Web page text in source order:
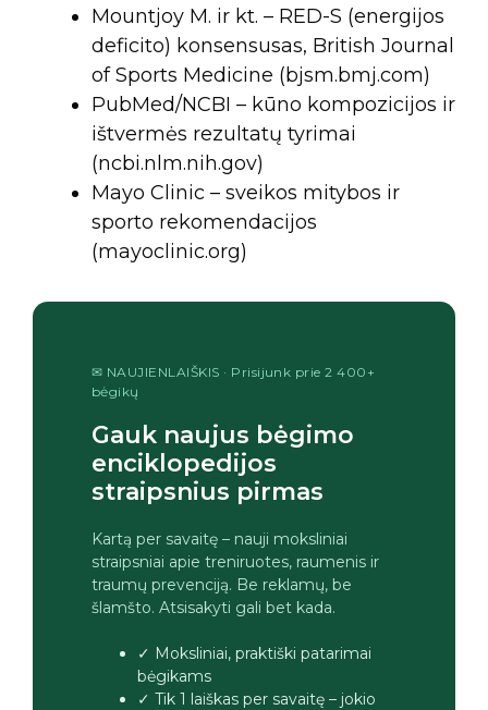
Mountjoy M. ir kt. – RED-S (energijos
deficito) konsensusas, British Journal
of Sports Medicine (bjsm.bmj.com)
PubMed/NCBI – kūno kompozicijos ir
ištvermės rezultatų tyrimai
(ncbi.nlm.nih.gov)
Mayo Clinic – sveikos mitybos ir
sporto rekomendacijos
(mayoclinic.org)
✉ NAUJIENLAIŠKIS · Prisijunk prie 2 400+
bėgikų
Gauk naujus bėgimo
enciklopedijos
straipsnius pirmas
Kartą per savaitę – nauji moksliniai
straipsniai apie treniruotes, raumenis ir
traumų prevenciją. Be reklamų, be
šlamšto. Atsisakyti gali bet kada.
✓ Moksliniai, praktiški patarimai
bėgikams
✓ Tik 1 laiškas per savaitę – jokio